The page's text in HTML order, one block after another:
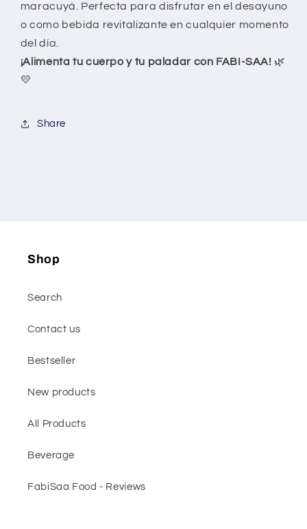
maracuyá. Perfecta para disfrutar en el desayuno
o como bebida revitalizante en cualquier momento
del día.
¡Alimenta tu cuerpo y tu paladar con FABI-SAA! 🌿
💛
Share
Shop
Search
Contact us
Bestseller
New products
All Products
Beverage
FabiSaa Food - Reviews